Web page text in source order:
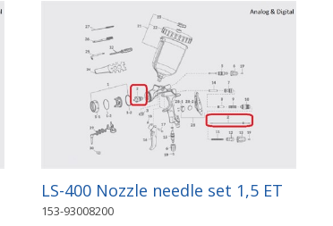
LS-400 Nozzle needle set 1,5 ET
153-93008200